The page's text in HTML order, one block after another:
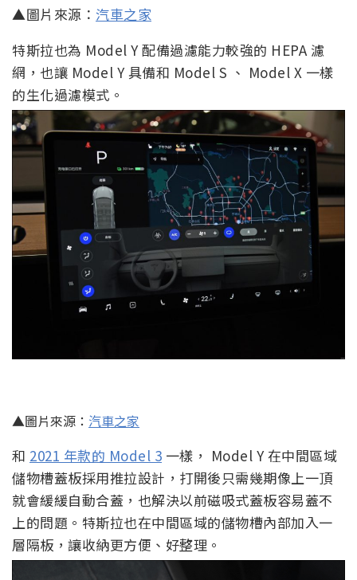
▲圖片來源： 汽車之家
特斯拉也為 Model Y 配備過濾能力較強的 HEPA 濾
網，也讓 Model Y 具備和 Model S 、 Model X 一樣
的生化過濾模式。
▲圖片來源： 汽車之家
和 2021 年款的 Model 3 一樣， Model Y 在中間區域
儲物槽蓋板採用推拉設計，打開後只需幾期像上一頂
就會緩緩自動合蓋，也解決以前磁吸式蓋板容易蓋不
上的問題。特斯拉也在中間區域的儲物槽內部加入一
層隔板，讓收納更方便、好整理。